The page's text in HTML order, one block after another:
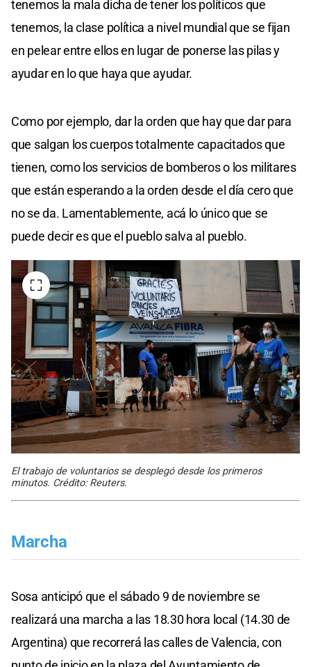
seconds
tenemos la mala dicha de tener los políticos que
tenemos, la clase política a nivel mundial que se fijan
en pelear entre ellos en lugar de ponerse las pilas y
ayudar en lo que haya que ayudar.
Como por ejemplo, dar la orden que hay que dar para
que salgan los cuerpos totalmente capacitados que
tienen, como los servicios de bomberos o los militares
que están esperando a la orden desde el día cero que
no se da. Lamentablemente, acá lo único que se
puede decir es que el pueblo salva al pueblo.
El trabajo de voluntarios se desplegó desde los primeros
minutos. Crédito: Reuters.
Marcha
Sosa anticipó que el sábado 9 de noviembre se
realizará una marcha a las 18.30 hora local (14.30 de
Argentina) que recorrerá las calles de Valencia, con